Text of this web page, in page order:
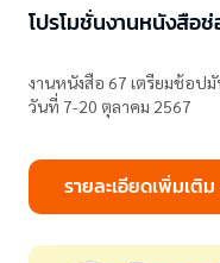
โปรโมชั่นงานหนังสื
งานหนังสือ 67 เตรียมช้อปมั
วันที่ 7-20 ตุลาคม 2567
รายละเอียดเพิ่มเติม